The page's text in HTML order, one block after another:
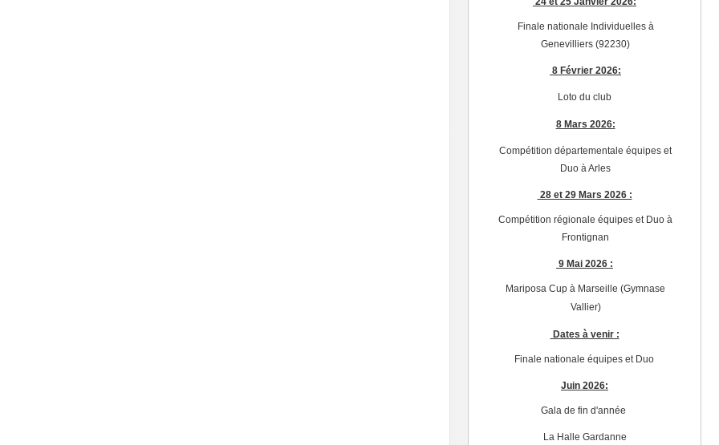
Finale nationale Individuelles à
Genevilliers (92230)
8 Février 2026:
Loto du club
8 Mars 2026:
Compétition départementale équipes et
Duo à Arles
28 et 29 Mars 2026 :
Compétition régionale équipes et Duo à
Frontignan
9 Mai 2026 :
Mariposa Cup à Marseille (Gymnase
Vallier)
Dates à venir :
Finale nationale équipes et Duo
Juin 2026:
Gala de fin d'année
La Halle Gardanne